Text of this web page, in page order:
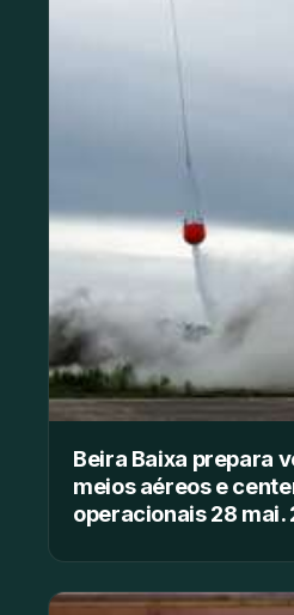
Beira Baixa prepara
meios aéreos e
operacionais 28 mai.